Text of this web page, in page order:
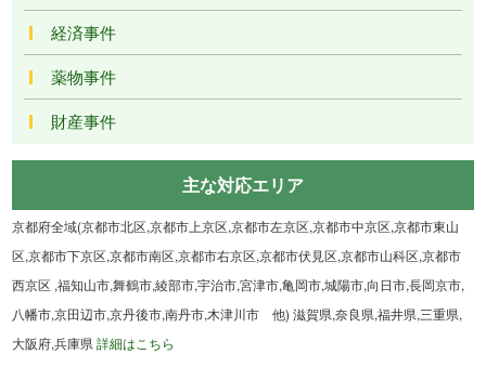
経済事件
薬物事件
財産事件
主な対応エリア
京都府全域(京都市北区,京都市上京区,京都市左京区,京都市中京区,京都市東山
区,京都市下京区,京都市南区,京都市右京区,京都市伏見区,京都市山科区,京都市
西京区 ,福知山市,舞鶴市,綾部市,宇治市,宮津市,亀岡市,城陽市,向日市,長岡京市,
八幡市,京田辺市,京丹後市,南丹市,木津川市 他) 滋賀県,奈良県,福井県,三重県,
大阪府,兵庫県詳細はこちら